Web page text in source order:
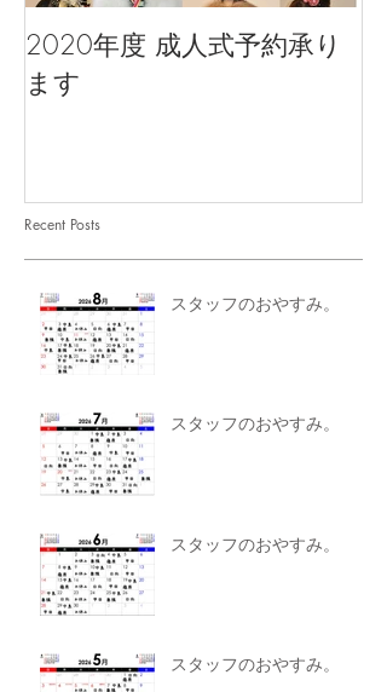
2020年度 成人式予約承り
ます
Recent Posts
スタッフのおやすみ。
スタッフのおやすみ。
スタッフのおやすみ。
スタッフのおやすみ。